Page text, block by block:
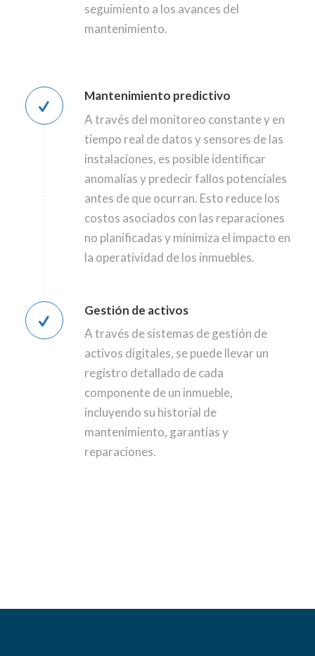
seguimiento a los avances del
mantenimiento.
Mantenimiento predictivo
A través del monitoreo constante y en
tiempo real de datos y sensores de las
instalaciones, es posible identificar
anomalías y predecir fallos potenciales
antes de que ocurran. Esto reduce los
costos asociados con las reparaciones
no planificadas y minimiza el impacto en
la operatividad de los inmuebles.
Gestión de activos
A través de sistemas de gestión de
activos digitales, se puede llevar un
registro detallado de cada
componente de un inmueble,
incluyendo su historial de
mantenimiento, garantías y
reparaciones.